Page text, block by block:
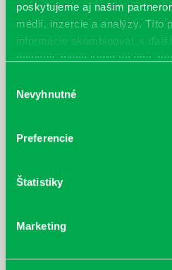
poskytujeme aj našim
médií, inzercie a analýzy. Títo
informácie skombinovať s
poskytli, alebo ktoré od vás
súhlasu
Nevyhnutné
Preferencie
Štatistiky
Marketing
Prvá biografia najväčšieho
cyklistu modernej doby: